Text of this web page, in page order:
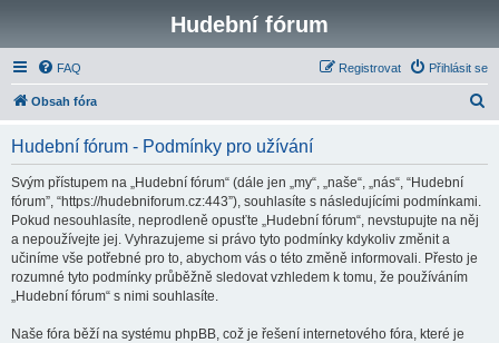
Hudební fórum
FAQ Přihlásit se
Registrovat
Obsah fóra
Hudební fórum - Podmínky pro užívání
Svým přístupem na „Hudební fórum“ (dále jen „my“, „naše“, „nás“, “Hudební
fórum”, “https://hudebniforum.cz:443”), souhlasíte s následujícími podmínkami.
Pokud nesouhlasíte, neprodleně opusťte „Hudební fórum“, nevstupujte na něj
a nepoužívejte jej. Vyhrazujeme si právo tyto podmínky kdykoliv změnit a
učiníme vše potřebné pro to, abychom vás o této změně informovali. Přesto je
rozumné tyto podmínky průběžně sledovat vzhledem k tomu, že používáním
„Hudební fórum“ s nimi souhlasíte.
Naše fóra běží na systému phpBB, což je řešení internetového fóra, které je